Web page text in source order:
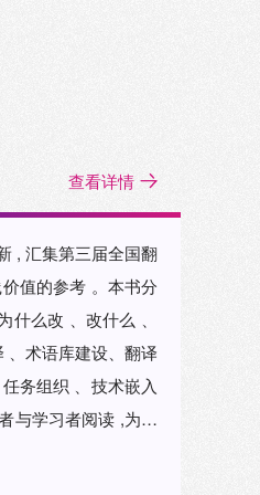
查看详情
与学习者阅读 ,为智